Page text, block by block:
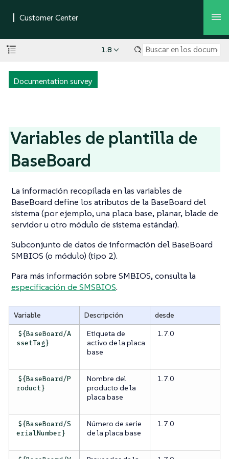
1.8
Documentation survey
Variables de plantilla de
BaseBoard
La información recopilada en las variables de
BaseBoard define los atributos de la BaseBoard del
sistema (por ejemplo, una placa base, planar, blade de
servidor u otro módulo de sistema estándar).
Subconjunto de datos de información del BaseBoard
SMBIOS (o módulo) (tipo 2).
Para más información sobre SMBIOS, consulta la
especificación de SMSBIOS.
Variable Descripción desde
${BaseBoard/A
ssetTag}
Etiqueta de
activo de la placa
base
1.7.0
${BaseBoard/P
roduct}
Nombre del
producto de la
placa base
1.7.0
${BaseBoard/S
erialNumber}
Número de serie
de la placa base
1.7.0